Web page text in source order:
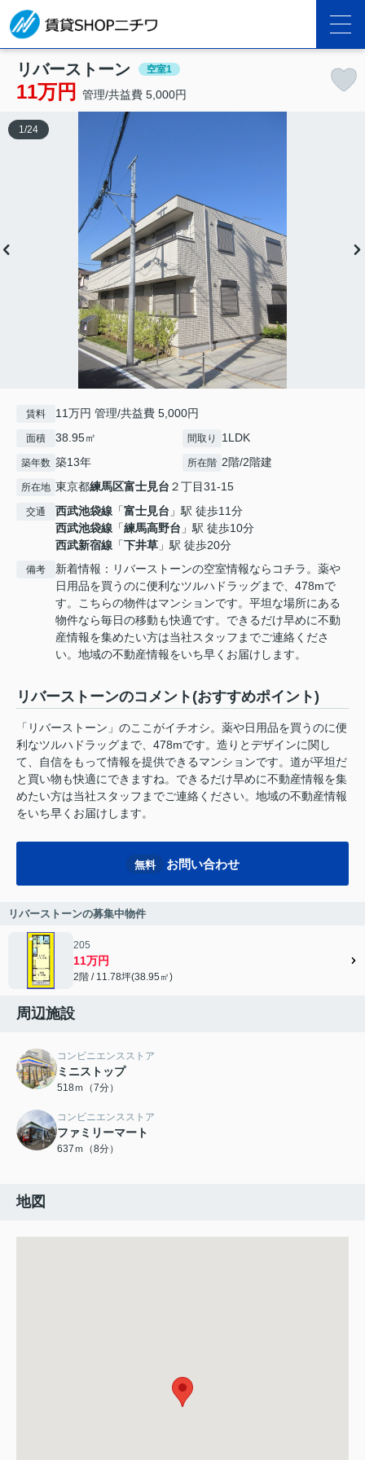
リバーストーン 空室1
11万円 管理/共益費 5,000円
1 /24
賃料 11万円 管理/共益費 5,000円
面積 38.95㎡ 間取り 1LDK
築年数 築13年 所在階 2階/2階建
所在地 東京都練馬区富士見台 ２丁目31-15
交通 西武池袋線 「富士見台 」駅 徒歩11分
西武池袋線 「練馬高野台 」駅 徒歩10分
西武新宿線 「下井草 」駅 徒歩20分
備考
新着情報：リバーストーンの空室情報ならコチラ。薬や
日用品を買うのに便利なツルハドラッグまで、478mで
す。こちらの物件はマンションです。平坦な場所にある
物件なら毎日の移動も快適です。できるだけ早めに不動
産情報を集めたい方は当社スタッフまでご連絡くださ
い。地域の不動産情報をいち早くお届けします。
リバーストーンのコメント(おすすめポイント)
「リバーストーン」のここがイチオシ。薬や日用品を買うのに便
利なツルハドラッグまで、478mです。造りとデザインに関し
て、自信をもって情報を提供できるマンションです。道が平坦だ
と買い物も快適にできますね。できるだけ早めに不動産情報を集
めたい方は当社スタッフまでご連絡ください。地域の不動産情報
をいち早くお届けします。
無料 お問い合わせ
リバーストーンの募集中物件
205
11万円
2階 / 11.78坪(38.95㎡)
周辺施設
コンビニエンスストア
ミニストップ
518ｍ（7分）
コンビニエンスストア
ファミリーマート
637ｍ（8分）
地図